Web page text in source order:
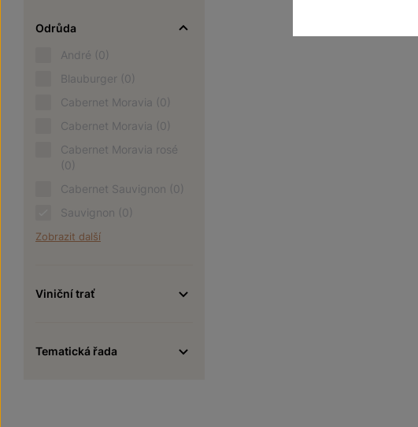
Odrůda
André (0)
Blauburger (0)
Cabernet Moravia (0)
Cabernet Moravia (0)
Cabernet Moravia rosé
(0)
Cabernet Sauvignon (0)
Sauvignon (0)
Zobrazit další
Viniční trať
Tematická řada